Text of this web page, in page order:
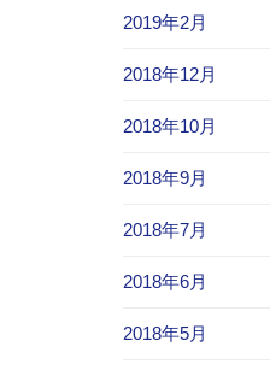
2019年2月
2018年12月
2018年10月
2018年9月
2018年7月
2018年6月
2018年5月